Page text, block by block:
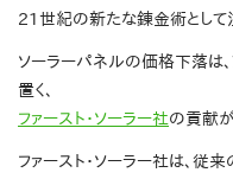
21世紀の新たな錬金術として
ソーラーパネルの価格下落は
置く、
ファースト・ソーラー社の貢献が
ファースト・ソーラー社は、従